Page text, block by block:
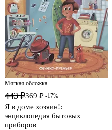
Мягкая обложка
443 ₽369 ₽ -17%
Я в доме хозяин!:
энциклопедия бытовых
приборов